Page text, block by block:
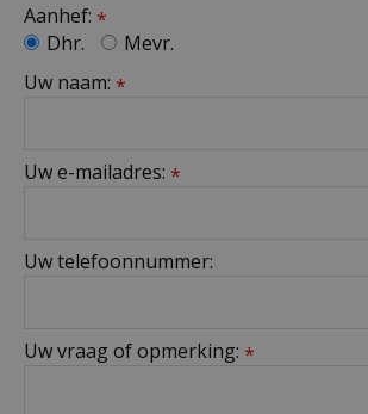
Aanhef: *
Dhr.
Mevr.
Uw naam: *
Uw e-mailadres: *
Uw telefoonnummer:
Uw vraag of opmerking: *